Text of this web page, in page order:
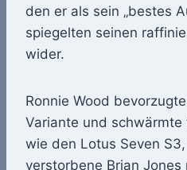
den er als sein „bestes
spiegelten seinen
wider.
Ronnie Wood
Variante und
wie den Lotus Seven
verstorbene Brian Jones